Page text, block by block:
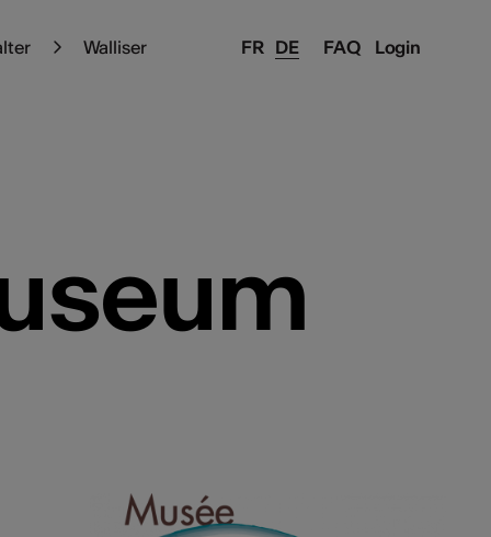
FAQ Login
FR DE
Walliser